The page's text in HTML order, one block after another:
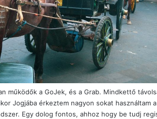
működők a GoJek, és a Grab. Mindkettő
Jogjába érkeztem nagyon sokat használtam
Egy dolog fontos, ahhoz hogy be tudj